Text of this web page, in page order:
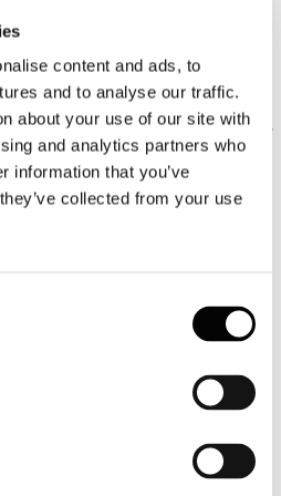
content and ads, to
and to analyse our traffic.
about your use of our site with
and analytics partners who
information that you’ve
collected from your use
del trasporto aereo
supplemento sulla scelta del posto per
a mano senza costi aggiuntivi.
ALBERGHI:
PER CONSOLIDARE LA
della stagione estiva 2026,
dell'Italia sui mercati